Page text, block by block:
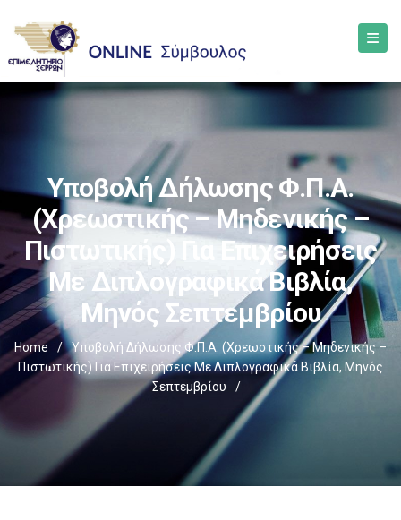
Υποβολή Δήλωσης Φ.Π.Α.
(χρεωστικής – Μηδενικής –
Πιστωτικής) Για Επιχειρήσεις
Με Διπλογραφικά Βιβλία,
Μηνός Σεπτεμβρίου
Home /
Υποβολή Δήλωσης Φ.Π.Α. (χρεωστικής – Μηδενικής –
Πιστωτικής) Για Επιχειρήσεις Με Διπλογραφικά Βιβλία, Μηνός
Σεπτεμβρίου
/